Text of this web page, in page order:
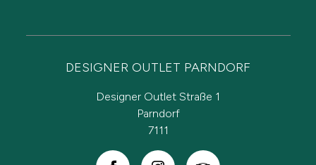
DESIGNER OUTLET PARNDORF
Designer Outlet Straße 1
Parndorf
7111